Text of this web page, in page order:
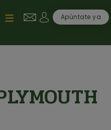
User account
Apúntate ya